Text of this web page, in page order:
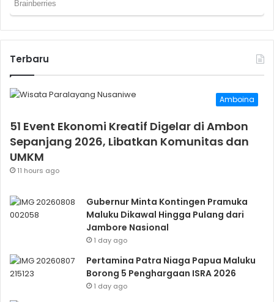
Terbaru
Amboina
51 Event Ekonomi Kreatif Digelar di Ambon
Sepanjang 2026, Libatkan Komunitas dan
UMKM
11 hours ago
Gubernur Minta Kontingen Pramuka
Maluku Dikawal Hingga Pulang dari
Jambore Nasional
1 day ago
Pertamina Patra Niaga Papua Maluku
Borong 5 Penghargaan ISRA 2026
1 day ago